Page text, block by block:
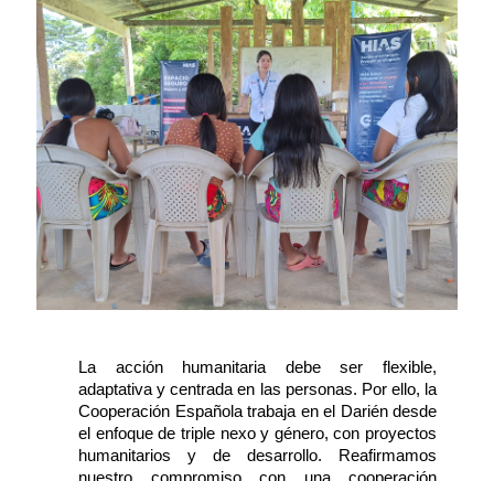
La acción humanitaria debe ser flexible,
adaptativa y centrada en las personas. Por ello, la
Cooperación Española trabaja en el Darién desde
el enfoque de triple nexo y género, con proyectos
humanitarios y de desarrollo. Reafirmamos